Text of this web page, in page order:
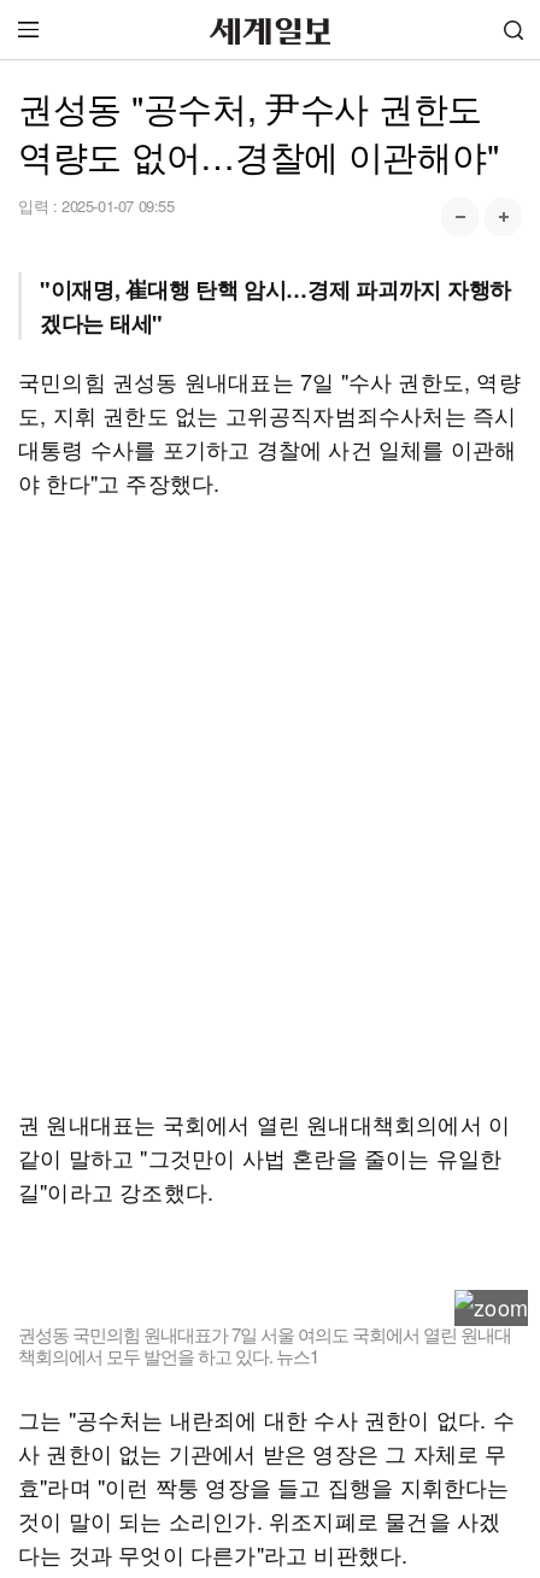
권성동 "공수처, 尹수사 권한도
역량도 없어…경찰에 이관해야"
입력 : 2025-01-07 09:55
"이재명, 崔대행 탄핵 암시…경제 파괴까지 자행하
겠다는 태세"
국민의힘 권성동 원내대표는 7일 "수사 권한도, 역량
도, 지휘 권한도 없는 고위공직자범죄수사처는 즉시
대통령 수사를 포기하고 경찰에 사건 일체를 이관해
야 한다"고 주장했다.
권 원내대표는 국회에서 열린 원내대책회의에서 이
같이 말하고 "그것만이 사법 혼란을 줄이는 유일한
길"이라고 강조했다.
권성동 국민의힘 원내대표가 7일 서울 여의도 국회에서 열린 원내대
책회의에서 모두 발언을 하고 있다. 뉴스1
그는 "공수처는 내란죄에 대한 수사 권한이 없다. 수
사 권한이 없는 기관에서 받은 영장은 그 자체로 무
효"라며 "이런 짝퉁 영장을 들고 집행을 지휘한다는
것이 말이 되는 소리인가. 위조지폐로 물건을 사겠
다는 것과 무엇이 다른가"라고 비판했다.